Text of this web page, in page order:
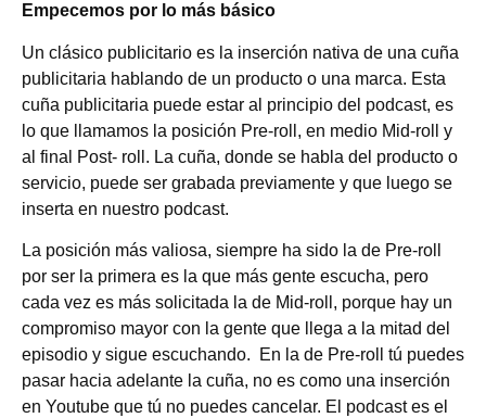
Empecemos por lo más básico
Un clásico publicitario es la inserción nativa de una cuña
publicitaria hablando de un producto o una marca. Esta
cuña publicitaria puede estar al principio del podcast, es
lo que llamamos la posición Pre-roll, en medio Mid-roll y
al final Post- roll. La cuña, donde se habla del producto o
servicio, puede ser grabada previamente y que luego se
inserta en nuestro podcast.
La posición más valiosa, siempre ha sido la de Pre-roll
por ser la primera es la que más gente escucha, pero
cada vez es más solicitada la de Mid-roll, porque hay un
compromiso mayor con la gente que llega a la mitad del
episodio y sigue escuchando. En la de Pre-roll tú puedes
pasar hacia adelante la cuña, no es como una inserción
en Youtube que tú no puedes cancelar. El podcast es el